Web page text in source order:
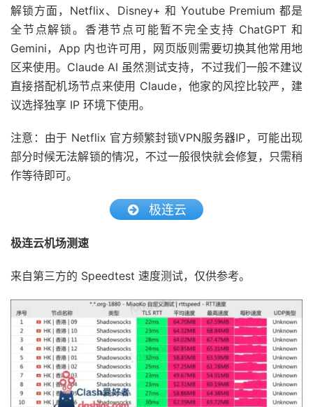
解锁方面，Netflix、Disney+ 和 Youtube Premium 都是
全节点解锁。香港节点可能暂不完全支持 ChatGPT 和
Gemini，App 内也许可用，网页版则需要切换其他常用地
区来使用。Claude AI 虽然测试支持，不过我们一般不建议
直接搭配机场节点来使用 Claude，他家的风控比较严，建
议选择独享 IP 环境下使用。
注意：由于 Netflix 官方频繁封锁VPN服务器IP，可能出现
部分时候无法解锁的情况，不过一般很快就会修复，只需稍
作等待即可。
极连云
极连云机场测速
来自第三方的 Speedtest 速度测试，仅供参考。